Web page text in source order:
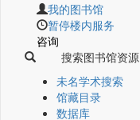
我的图书馆
暂停楼内服务
咨询
搜索图书馆资源
未名学术搜索
馆藏目录
数据库